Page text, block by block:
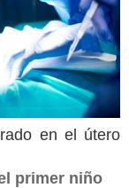
en el útero
primer niño